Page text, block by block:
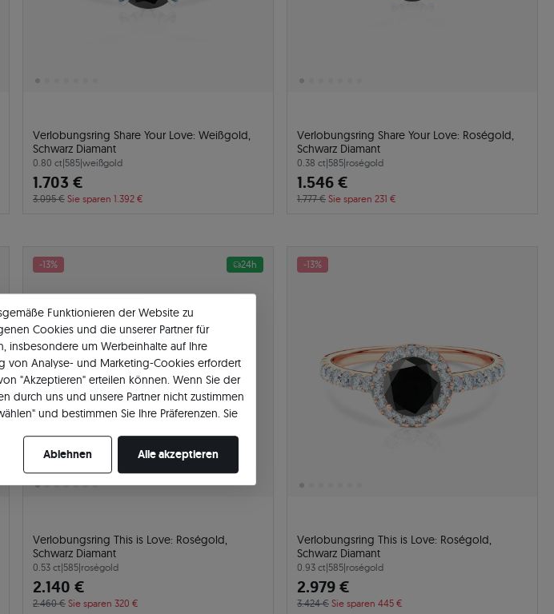
Verlobungsring Share Your Love: Weißgold,
Schwarz Diamant
0.80 ct|585|weißgold
1.703 €
3.095 € Sie sparen 1.392 €
Verlobungsring Share Your Love: Roségold,
Schwarz Diamant
0.38 ct|585|roségold
1.546 €
1.777 € Sie sparen 231 €
-13% 24h
Verlobungsring This is Love: Roségold,
Schwarz Diamant
0.53 ct|585|roségold
2.140 €
2.460 € Sie sparen 320 €
-13%
Verlobungsring This is Love: Roségold,
Schwarz Diamant
0.93 ct|585|roségold
2.979 €
3.424 € Sie sparen 445 €
Funktionieren der Website zu
Cookies und die unserer Partner für
insbesondere um Werbeinhalte auf Ihre
von Analyse- und Marketing-Cookies erfordert
"Akzeptieren" erteilen können. Wenn Sie der
durch uns und unsere Partner nicht zustimmen
und bestimmen Sie Ihre Präferenzen. Sie
Ablehnen Alle akzeptieren